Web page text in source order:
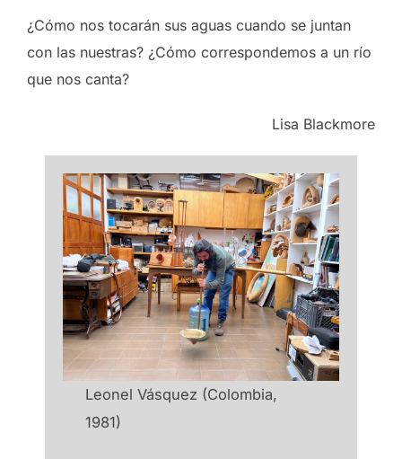
¿Cómo nos tocarán sus aguas cuando se juntan
con las nuestras? ¿Cómo correspondemos a un río
que nos canta?
Lisa Blackmore
Leonel Vásquez (Colombia,
1981)